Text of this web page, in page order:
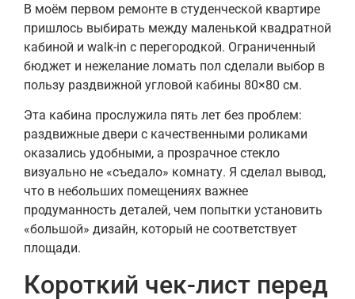
В моём первом ремонте в студенческой квартире
пришлось выбирать между маленькой квадратной
кабиной и walk-in с перегородкой. Ограниченный
бюджет и нежелание ломать пол сделали выбор в
пользу раздвижной угловой кабины 80×80 см.
Эта кабина прослужила пять лет без проблем:
раздвижные двери с качественными роликами
оказались удобными, а прозрачное стекло
визуально не «съедало» комнату. Я сделал вывод,
что в небольших помещениях важнее
продуманность деталей, чем попытки установить
«большой» дизайн, который не соответствует
площади.
Короткий чек-лист перед